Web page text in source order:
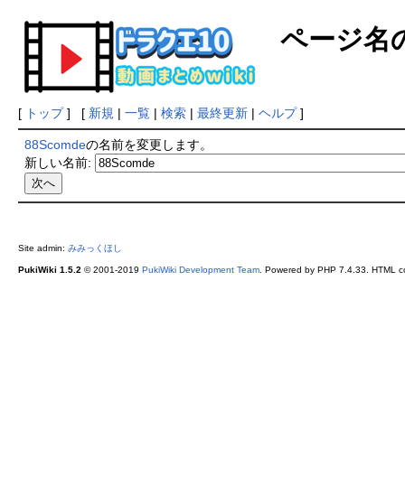
ページ名
[ トップ] [ 新規 | 一覧| 検索| 最終更新| ヘルプ]
88Scomdeの名前を変更します。
新しい名前:
Site admin: みみっくほし
PukiWiki 1.5.2 © 2001-2019 PukiWiki Development Team. Powered by PHP 7.4.33. HTML